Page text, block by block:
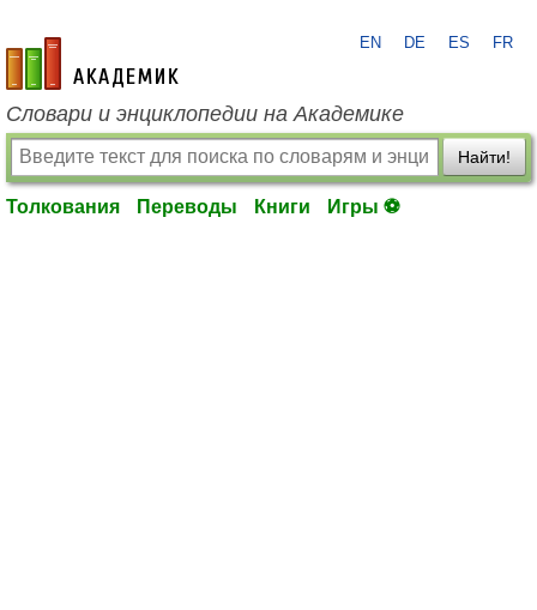
academic.ru
EN DE ES FR
Словари и энциклопедии на Академике
Найти!
Толкования Переводы Книги Игры ⚽